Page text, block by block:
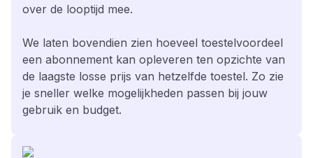
over de looptijd mee.
We laten bovendien zien hoeveel toestelvoordeel
een abonnement kan opleveren ten opzichte van
de laagste losse prijs van hetzelfde toestel. Zo zie
je sneller welke mogelijkheden passen bij jouw
gebruik en budget.